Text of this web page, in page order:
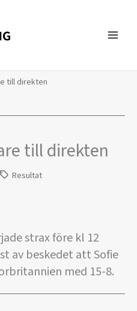
till direkten
till direkten
Resultat
strax före kl 12
av beskedet att Sofie
med 15-8.